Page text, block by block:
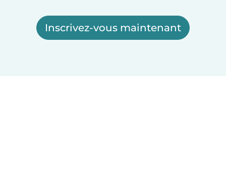
Inscrivez-vous maintenant